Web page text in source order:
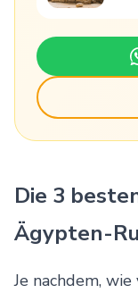
Die 3
Ägypten-
Je nachdem,